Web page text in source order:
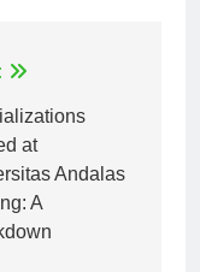
at
Andalas
A